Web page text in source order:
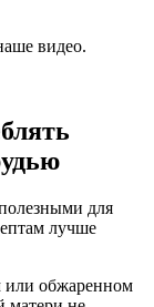
видео.
для
лучше
или обжаренном